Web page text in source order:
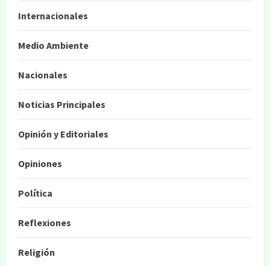
Internacionales
Medio Ambiente
Nacionales
Noticias Principales
Opinión y Editoriales
Opiniones
Política
Reflexiones
Religión